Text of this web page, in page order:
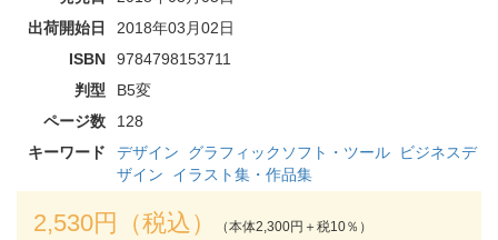
出荷開始日
2018年03月02日
ISBN
9784798153711
判型
B5変
ページ数
128
キーワード
デザイン グラフィックソフト・ツール
ビジネスデ
ザイン
イラスト集・作品集
2,530円（税込） （本体2,300円＋税10％）